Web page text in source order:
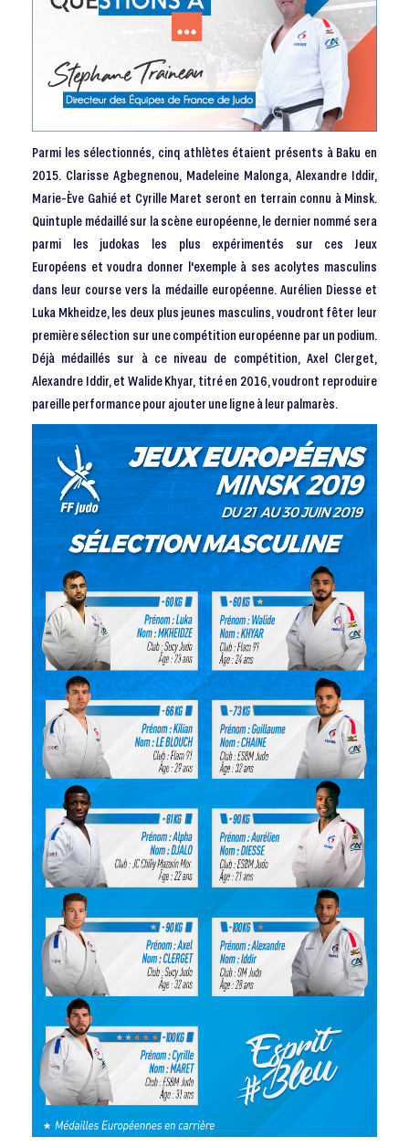
Parmi les sélectionnés, cinq athlètes étaient présents à Baku en
2015. Clarisse Agbegnenou, Madeleine Malonga, Alexandre Iddir,
Marie-Ève Gahié et Cyrille Maret seront en terrain connu à Minsk.
Quintuple médaillé sur la scène européenne, le dernier nommé sera
parmi les judokas les plus expérimentés sur ces Jeux
Européens et voudra donner l'exemple à ses acolytes masculins
dans leur course vers la médaille européenne. Aurélien Diesse et
Luka Mkheidze, les deux plus jeunes masculins, voudront fêter leur
première sélection sur une compétition européenne par un podium.
Déjà médaillés sur à ce niveau de compétition, Axel Clerget,
Alexandre Iddir, et Walide Khyar, titré en 2016, voudront reproduire
pareille performance pour ajouter une ligne à leur palmarès.